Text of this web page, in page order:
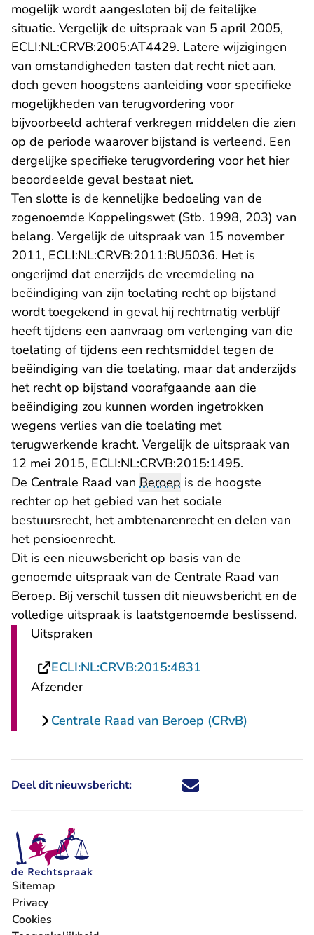
mogelijk wordt aangesloten bij de feitelijke
situatie. Vergelijk de uitspraak van 5 april 2005,
ECLI:NL:CRVB:2005:AT4429. Latere wijzigingen
van omstandigheden tasten dat recht niet aan,
doch geven hoogstens aanleiding voor specifieke
mogelijkheden van terugvordering voor
bijvoorbeeld achteraf verkregen middelen die zien
op de periode waarover bijstand is verleend. Een
dergelijke specifieke terugvordering voor het hier
beoordeelde geval bestaat niet.
Ten slotte is de kennelijke bedoeling van de
zogenoemde Koppelingswet (Stb. 1998, 203) van
belang. Vergelijk de uitspraak van 15 november
2011, ECLI:NL:CRVB:2011:BU5036. Het is
ongerijmd dat enerzijds de vreemdeling na
beëindiging van zijn toelating recht op bijstand
wordt toegekend in geval hij rechtmatig verblijf
heeft tijdens een aanvraag om verlenging van die
toelating of tijdens een rechtsmiddel tegen de
beëindiging van die toelating, maar dat anderzijds
het recht op bijstand voorafgaande aan die
beëindiging zou kunnen worden ingetrokken
wegens verlies van die toelating met
terugwerkende kracht. Vergelijk de uitspraak van
12 mei 2015, ECLI:NL:CRVB:2015:1495.
De Centrale Raad van Beroep is de hoogste
rechter op het gebied van het sociale
bestuursrecht, het ambtenarenrecht en delen van
het pensioenrecht.
Dit is een nieuwsbericht op basis van de
genoemde uitspraak van de Centrale Raad van
Beroep. Bij verschil tussen dit nieuwsbericht en de
volledige uitspraak is laatstgenoemde beslissend.
Uitspraken
ECLI:NL:CRVB:2015:4831
Afzender
Centrale Raad van Beroep (CRvB)
Deel dit nieuwsbericht: Deel dit nieuwsbericht via X -
Deel dit nieuwsbericht via
Deel dit nieuwsbericht
Deel dit
Sitemap
Privacy
Cookies